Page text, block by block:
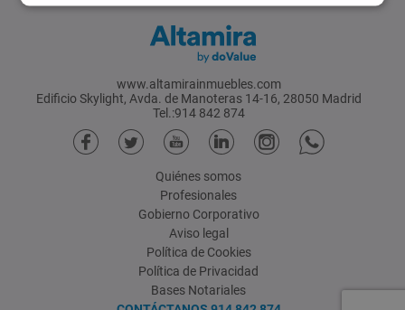
www.altamirainmuebles.com
Edificio Skylight, Avda. de Manoteras 14-16, 28050 Madrid
Tel.:914 842 874
Quiénes somos
Profesionales
Gobierno Corporativo
Aviso legal
Política de Cookies
Política de Privacidad
Bases Notariales